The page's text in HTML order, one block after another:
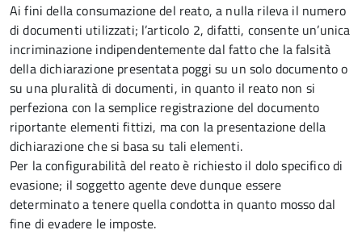
Ai fini della consumazione del reato, a nulla rileva il numero
di documenti utilizzati; l’articolo 2, difatti, consente un’unica
incriminazione indipendentemente dal fatto che la falsità
della dichiarazione presentata poggi su un solo documento o
su una pluralità di documenti, in quanto il reato non si
perfeziona con la semplice registrazione del documento
riportante elementi fittizi, ma con la presentazione della
dichiarazione che si basa su tali elementi.
Per la configurabilità del reato è richiesto il dolo specifico di
evasione; il soggetto agente deve dunque essere
determinato a tenere quella condotta in quanto mosso dal
fine di evadere le imposte.